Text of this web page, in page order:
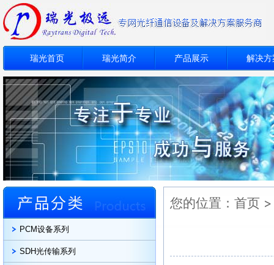
瑞光首页 瑞光简介 产品展示 解决方
PCM设备系列
SDH光传输系列
您的位置： 首页